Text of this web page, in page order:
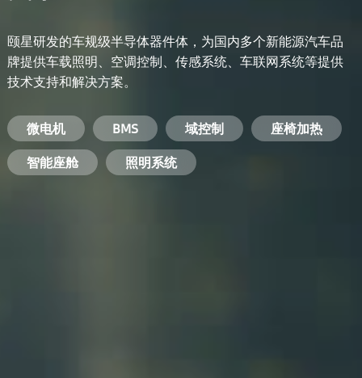
颐星研发的车规级半导体器件体，为国内多个新能源汽车品
牌提供车载照明、空调控制、传感系统、车联网系统等提供
技术支持和解决方案。
微电机 BMS 域控制
座椅加热
智能座舱
照明系统
电池管理系统
储能逆变器
工业电焊机 变频器
电机驱动
安防摄像头
开关电源 手机充电器
服务器电源
PC电源
电脑 手机 基站 机顶盒
智能农业 智能医疗
智能交通
智能家居